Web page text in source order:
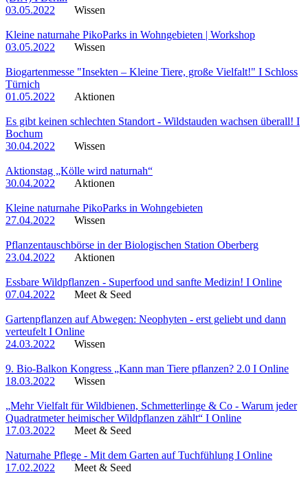
03.05.2022
Wissen
Kleine naturnahe PikoParks in Wohngebieten | Workshop
03.05.2022
Wissen
Biogartenmesse "Insekten – Kleine Tiere, große Vielfalt!" I Schloss
Türnich
01.05.2022
Aktionen
Es gibt keinen schlechten Standort - Wildstauden wachsen überall! I
Bochum
30.04.2022
Wissen
Aktionstag „Kölle wird naturnah“
30.04.2022
Aktionen
Kleine naturnahe PikoParks in Wohngebieten
27.04.2022
Wissen
Pflanzentauschbörse in der Biologischen Station Oberberg
23.04.2022
Aktionen
Essbare Wildpflanzen - Superfood und sanfte Medizin! I Online
07.04.2022
Meet & Seed
Gartenpflanzen auf Abwegen: Neophyten - erst geliebt und dann
verteufelt I Online
24.03.2022
Wissen
9. Bio-Balkon Kongress „Kann man Tiere pflanzen? 2.0 I Online
18.03.2022
Wissen
„Mehr Vielfalt für Wildbienen, Schmetterlinge & Co - Warum jeder
Quadratmeter heimischer Wildpflanzen zählt“ I Online
17.03.2022
Meet & Seed
Naturnahe Pflege - Mit dem Garten auf Tuchfühlung I Online
17.02.2022
Meet & Seed